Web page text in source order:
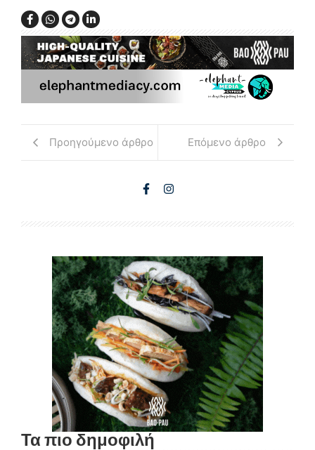
Προηγούμενο άρθρο Επόμενο άρθρο
Τα πιο δημοφιλή